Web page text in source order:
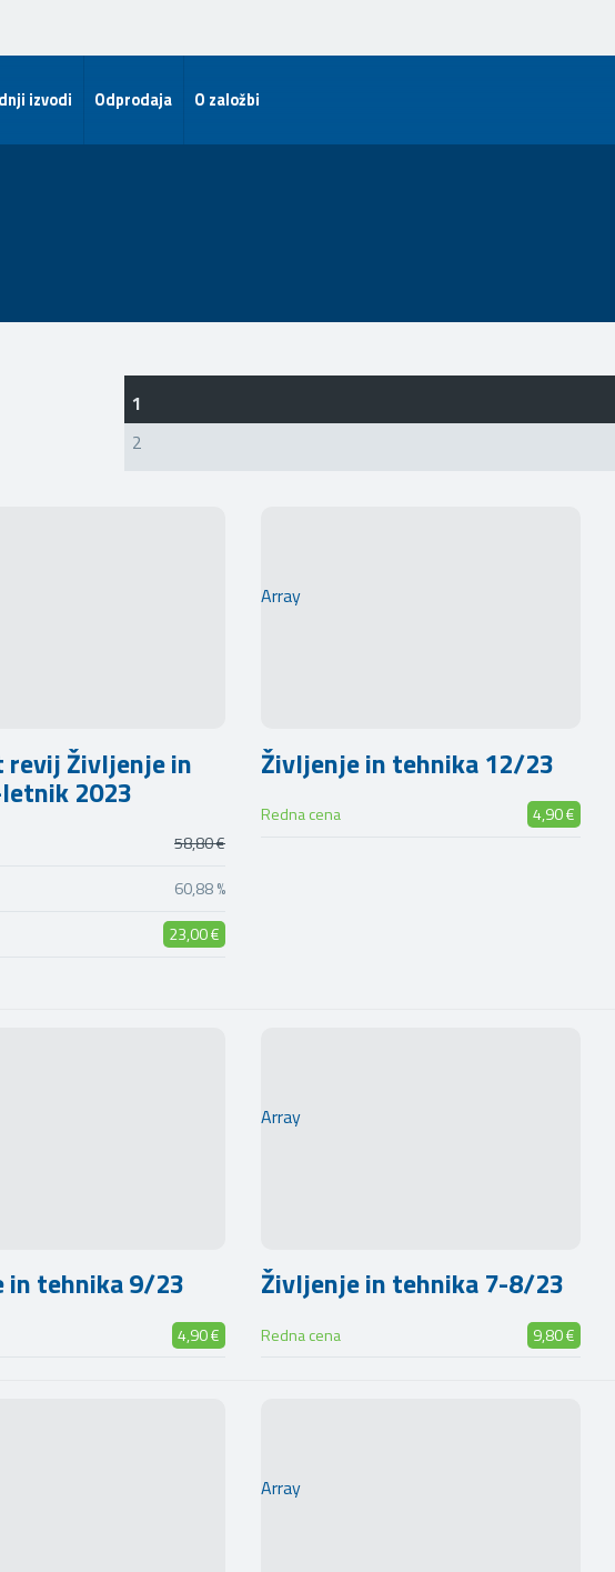
izvodi Odprodaja O založbi
1
2
revij Življenje in
2023
58,80 €
60,88 %
23,00 €
Array
Življenje in tehnika 12/23
Redna cena 4,90 €
in tehnika 9/23
4,90 €
Array
Življenje in tehnika 7-8/23
Redna cena 9,80 €
Array